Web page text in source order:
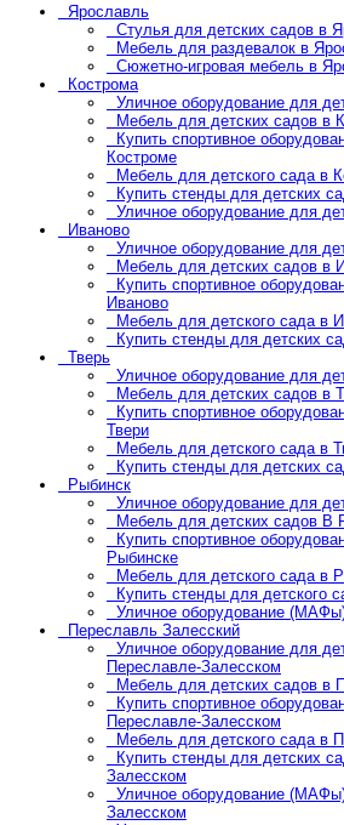
Ярославль
Стулья для детских садов в
Мебель для раздевалок в
Сюжетно-игровая мебель в
Кострома
Уличное оборудование для
Мебель для детских садов в
Купить спортивное
Костроме
Мебель для детского сада в
Купить стенды для детских
Уличное оборудование для
Иваново
Уличное оборудование для
Мебель для детских садов в
Купить спортивное
Иваново
Мебель для детского сада в
Купить стенды для детских
Тверь
Уличное оборудование для
Мебель для детских садов в
Купить спортивное
Твери
Мебель для детского сада в
Купить стенды для детских
Рыбинск
Уличное оборудование для
Мебель для детских садов В
Купить спортивное
Рыбинске
Мебель для детского сада в
Купить стенды для детского
Уличное оборудование
Переславль Залесский
Уличное оборудование для
Переславле-Залесском
Мебель для детских садов в
Купить спортивное
Переславле-Залесском
Мебель для детского сада в
Купить стенды для детских
Залесском
Уличное оборудование
Залесском